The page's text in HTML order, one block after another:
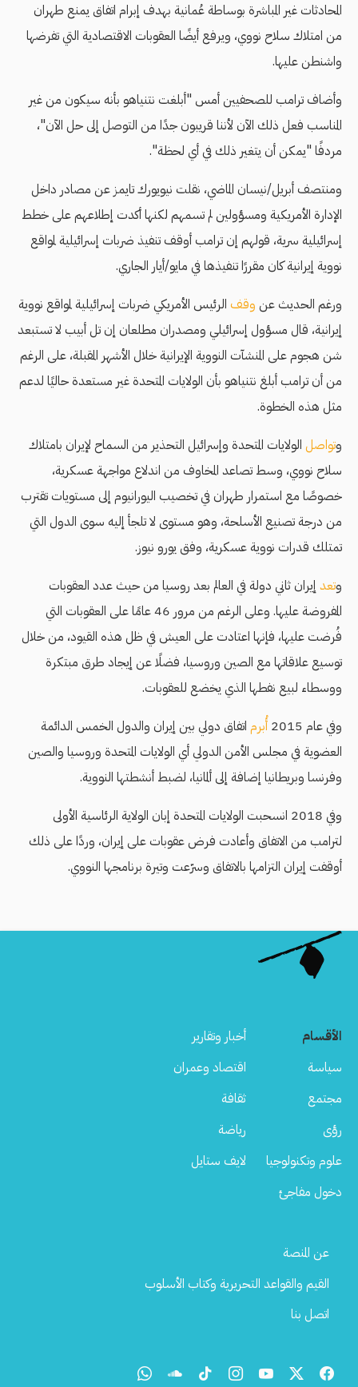
المحادثات غير المباشرة بوساطة عُمانية بهدف إبرام اتفاق يمنع طهران
من امتلاك سلاح نووي، ويرفع أيضًا العقوبات الاقتصادية التي تفرضها
واشنطن عليها.
وأضاف ترامب للصحفيين أمس "أبلغت نتنياهو بأنه سيكون من غير
المناسب فعل ذلك الآن لأننا قريبون جدًا من التوصل إلى حل الآن"،
مردفًا "يمكن أن يتغير ذلك في أي لحظة".
ومنتصف أبريل/نيسان الماضي، نقلت نيويورك تايمز عن مصادر داخل
الإدارة الأمريكية ومسؤولين لم تسمهم لكنها أكدت إطلاعهم على خطط
إسرائيلية سرية، قولهم إن ترامب أوقف تنفيذ ضربات إسرائيلية لمواقع
نووية إيرانية كان مقررًا تنفيذها في مايو/أيار الجاري.
ورغم الحديث عن وقف الرئيس الأمريكي ضربات إسرائيلية لمواقع نووية
إيرانية، قال مسؤول إسرائيلي ومصدران مطلعان إن تل أبيب لا تستبعد
شن هجوم على المنشآت النووية الإيرانية خلال الأشهر المقبلة، على الرغم
من أن ترامب أبلغ نتنياهو بأن الولايات المتحدة غير مستعدة حاليًا لدعم
مثل هذه الخطوة.
وتواصل الولايات المتحدة وإسرائيل التحذير من السماح لإيران بامتلاك
سلاح نووي، وسط تصاعد المخاوف من اندلاع مواجهة عسكرية،
خصوصًا مع استمرار طهران في تخصيب اليورانيوم إلى مستويات تقترب
من درجة تصنيع الأسلحة، وهو مستوى لا تلجأ إليه سوى الدول التي
تمتلك قدرات نووية عسكرية، وفق يورو نيوز.
وتعد إيران ثاني دولة في العالم بعد روسيا من حيث عدد العقوبات
المفروضة عليها. وعلى الرغم من مرور 46 عامًا على العقوبات التي
فُرضت عليها، فإنها اعتادت على العيش في ظل هذه القيود، من خلال
توسيع علاقاتها مع الصين وروسيا، فضلًا عن إيجاد طرق مبتكرة
ووسطاء لبيع نفطها الذي يخضع للعقوبات.
وفي عام 2015
أُبرم اتفاق دولي بين إيران والدول الخمس الدائمة
العضوية في مجلس الأمن الدولي أي الولايات المتحدة وروسيا والصين
وفرنسا وبريطانيا إضافة إلى ألمانيا، لضبط أنشطتها النووية.
وفي 2018 انسحبت الولايات المتحدة إبان الولاية الرئاسية الأولى
لترامب من الاتفاق وأعادت فرض عقوبات على إيران، وردًا على ذلك
أوقفت إيران التزامها بالاتفاق وسرّعت وتيرة برنامجها النووي.
الأقسام
أخبار وتقارير
سياسة
اقتصاد وعمران
مجتمع
ثقافة
رؤى
رياضة
علوم وتكنولوجيا
لايف ستايل
دخول مفاجئ
Footer
عن المنصة
القيم والقواعد التحريرية وكتاب الأسلوب
اتصل بنا